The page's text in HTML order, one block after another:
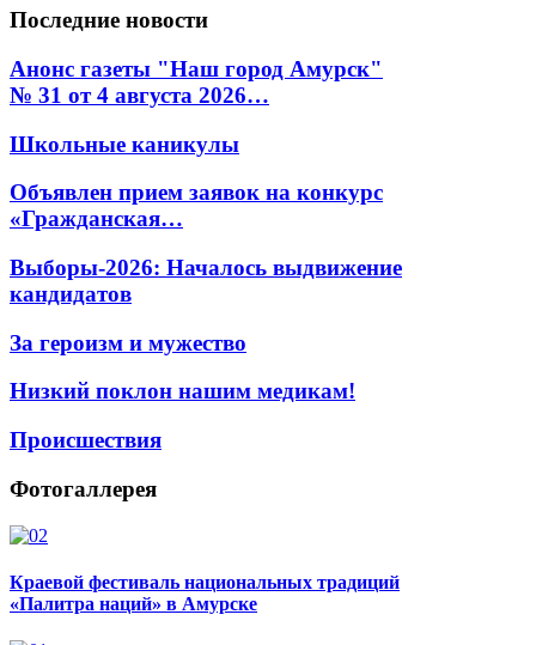
Последние новости
Анонс газеты "Наш город Амурск"
№ 31 от 4 августа 2026…
Школьные каникулы
Объявлен прием заявок на конкурс
«Гражданская…
Выборы-2026: Началось выдвижение
кандидатов
За героизм и мужество
Низкий поклон нашим медикам!
Происшествия
Фотогаллерея
Краевой фестиваль национальных традиций
«Палитра наций» в Амурске